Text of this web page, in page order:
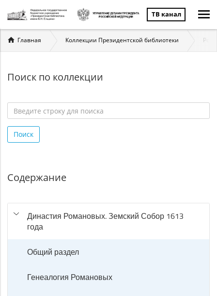
ТВ канал
Вы
здесь
Главная Коллекции Президентской библиотеки
Поиск по коллекции
строку
для
Поиск
Содержание
Династия Романовых. Земский Собор 1613
года
Общий раздел
Генеалогия Романовых